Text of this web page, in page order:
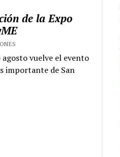
de la Expo
agosto vuelve el evento
importante de San